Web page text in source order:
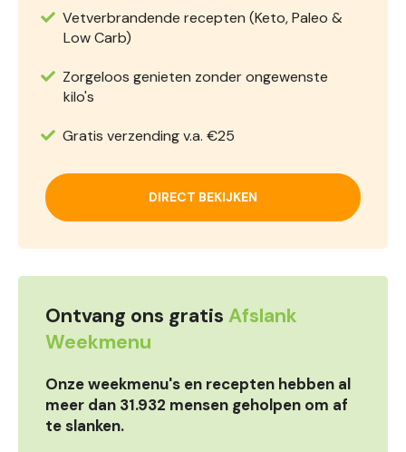
Vetverbrandende recepten (Keto, Paleo &
Low Carb)
Zorgeloos genieten zonder ongewenste
kilo's
Gratis verzending v.a. €25
DIRECT BEKIJKEN
Ontvang ons gratis Afslank
Weekmenu
Onze weekmenu's en recepten hebben al
meer dan 31.932 mensen geholpen om af
te slanken.